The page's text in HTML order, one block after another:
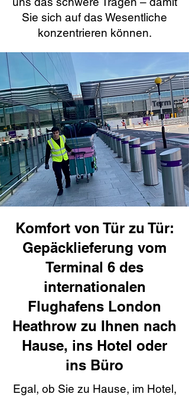
Sie sich auf das Wesentliche
konzentrieren können.
Komfort von Tür zu Tür:
Gepäcklieferung vom
Terminal 6 des
internationalen
Flughafens London
Heathrow zu Ihnen nach
Hause, ins Hotel oder
ins Büro
Egal, ob Sie zu Hause, im Hotel,